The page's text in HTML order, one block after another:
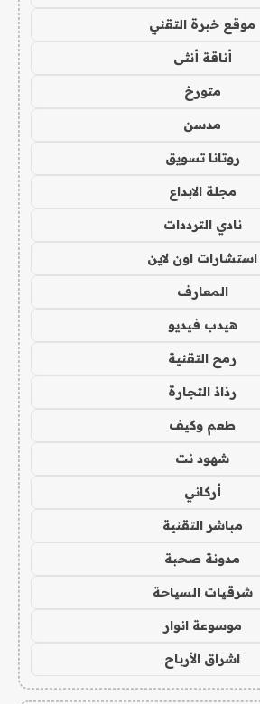
موقع خبرة التقني
أناقة أنثى
متورخ
مدسن
روتانا تسويق
مجلة الابداع
نادي الترددات
استشارات اون لاين
المعارف
هيدب فيديو
رمح التقنية
رذاذ التجارة
طعم وكيف
شهود نت
أركاني
مباشر التقنية
مدونة صحبة
شرقيات السياحة
موسوعة انوار
اشراق الأرباح